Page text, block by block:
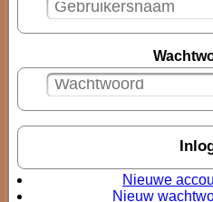
Nieuwe
Nieuw